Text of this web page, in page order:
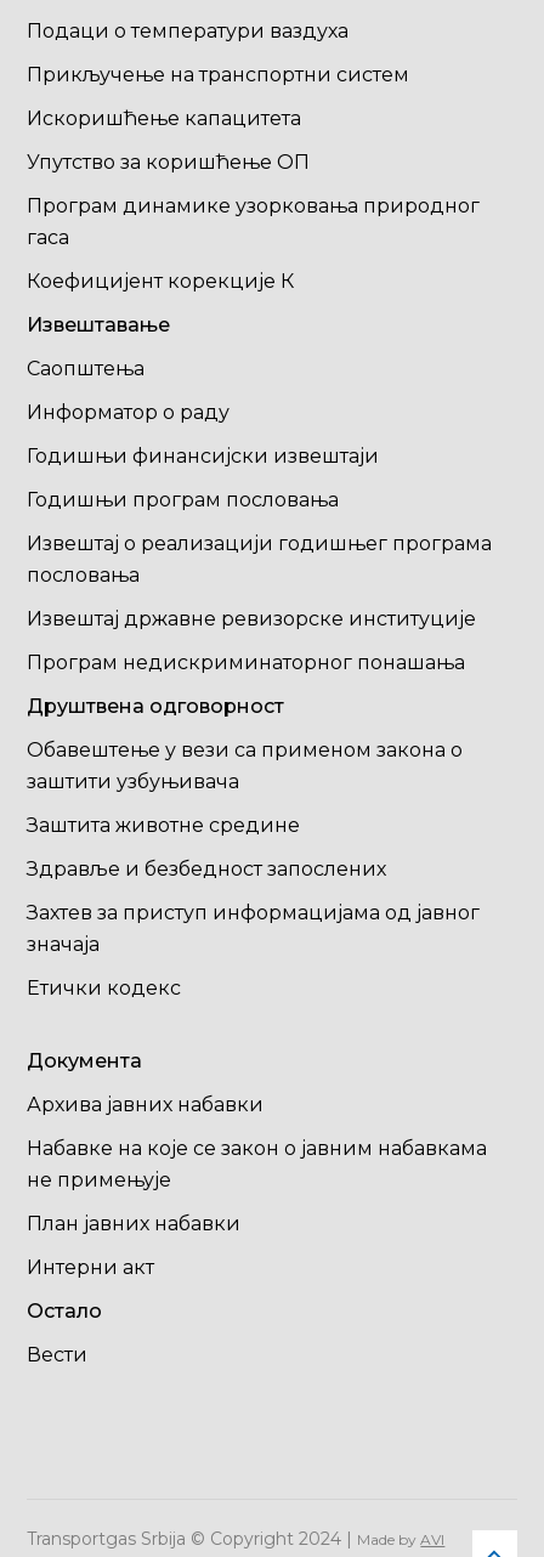
Подаци о температури ваздуха
Прикључење на транспортни систем
Искоришћење капацитета
Упутство за коришћење ОП
Програм динамике узорковања природног
гаса
Коефицијент корекције К
Извештавање
Саопштења
Информатор о раду
Годишњи финансијски извештаји
Годишњи програм пословања
Извештај о реализацији годишњег програма
пословања
Извештај државне ревизорске институције
Програм недискриминаторног понашања
Друштвена одговорност
Обавештење у вези са применом закона о
заштити узбуњивача
Заштита животне средине
Здравље и безбедност запослених
Захтев за приступ информацијама од јавног
значаја
Етички кодекс
Документа
Архива јавних набавки
Набавке на које се закон о јавним набавкама
не примењује
План јавних набавки
Интерни акт
Остало
Вести
Transportgas Srbija © Copyright 2024 | Made byAVI